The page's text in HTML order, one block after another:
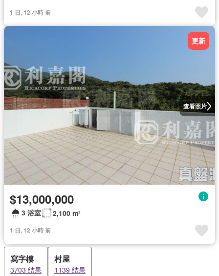
1 日, 12 小時 前
查看照片
更新
$13,000,000
3 浴室 2,100 m²
1 日, 12 小時 前
寫字樓
3703 结果
村屋
1139 结果